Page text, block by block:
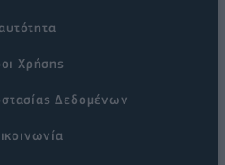
Χρήσης
Δεδομένων